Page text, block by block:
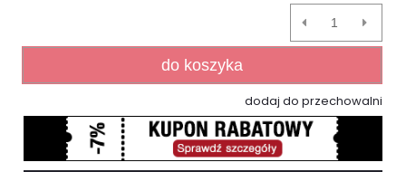
do koszyka
dodaj do przechowalni